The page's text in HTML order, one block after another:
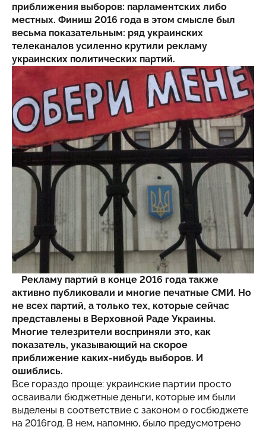
приближения выборов: парламентских либо
местных. Финиш 2016 года в этом смысле был
весьма показательным: ряд украинских
телеканалов усиленно крутили рекламу
украинских политических партий.
Рекламу партий в конце 2016 года также
активно публиковали и многие печатные СМИ. Но
не всех партий, а только тех, которые сейчас
представлены в Верховной Раде Украины.
Многие телезрители восприняли это, как
показатель, указывающий на скорое
приближение каких-нибудь выборов. И
ошиблись.
Все гораздо проще: украинские партии просто
осваивали бюджетные деньги, которые им были
выделены в соответствие с законом о госбюджете
на 2016год. В нем, напомню, было предусмотрено